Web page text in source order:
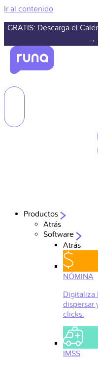
Ir al contenido
GRATIS: Descarga el
→
Productos
Atrás
Software
Atrás
NÓMINA
Digitaliza
dispersar
clicks.
IMSS